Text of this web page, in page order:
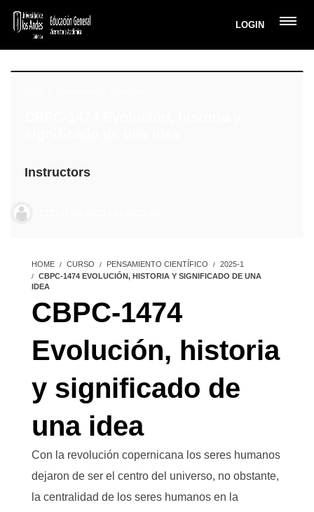
LOGIN
Instructors
HOME CURSO PENSAMIENTO CIENTÍFICO
2025-1
CBPC-1474 EVOLUCIÓN, HISTORIA Y SIGNIFICADO DE UNA
IDEA
CBPC-1474
Evolución, historia
y significado de
una idea
Con la revolución copernicana los seres humanos
dejaron de ser el centro del universo, no obstante,
la centralidad de los seres humanos en la